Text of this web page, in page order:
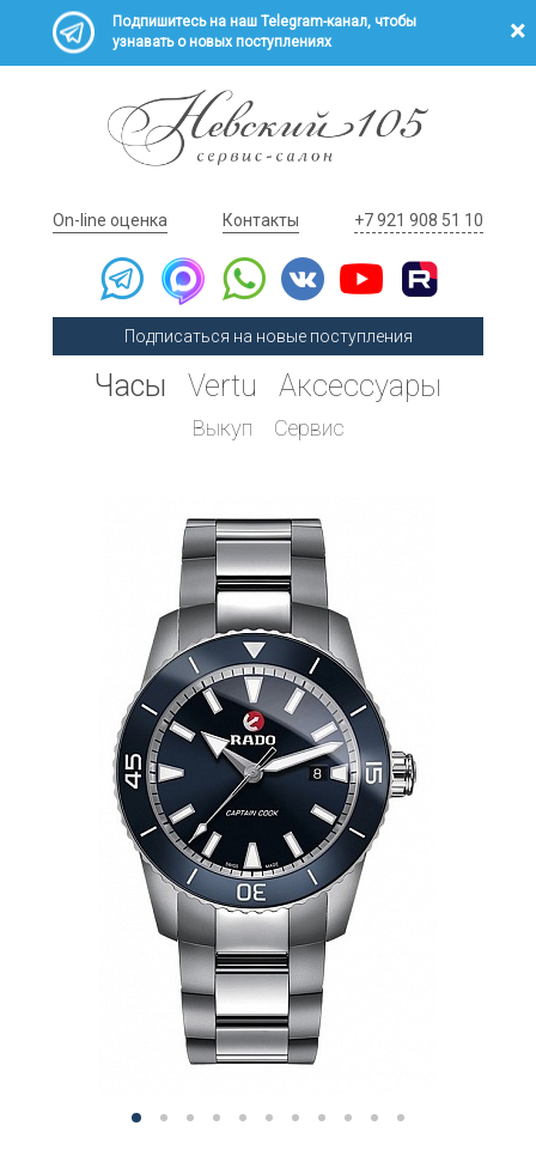
Подпишитесь на наш Telegram-канал, чтобы
узнавать о новых поступлениях
On-line оценка Контакты +7 921 908 51 10
Подписаться на новые поступления
Часы Vertu Аксессуары
Выкуп Сервис